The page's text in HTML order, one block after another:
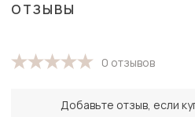
ОТЗЫВЫ
0 отзывов
Добавьте отзыв, если